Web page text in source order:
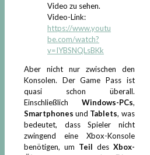
Video zu sehen.
Video-Link:
https://www.youtu
be.com/watch?
v=IYBSNQLsBKk
Aber nicht nur zwischen den
Konsolen. Der Game Pass ist
quasi schon überall.
Einschließlich Windows-PCs,
Smartphones und Tablets, was
bedeutet, dass Spieler nicht
zwingend eine Xbox-Konsole
benötigen, um Teil des Xbox-